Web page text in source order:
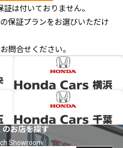
は付いておりません。
保証プランをお選びいただけ
問合せください。
のお店を探す